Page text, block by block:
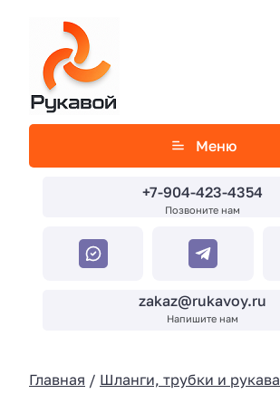
Меню
+7-904-423-4354
Позвоните нам
zakaz@rukavoy.ru
Напишите нам
Главная / Шланги, трубки и рукава